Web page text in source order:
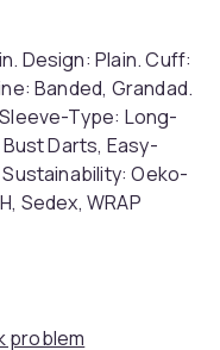
Design: Plain. Cuff:
Banded, Grandad.
Type: Long-
Darts, Easy-
Oeko-
Sedex, WRAP
problem